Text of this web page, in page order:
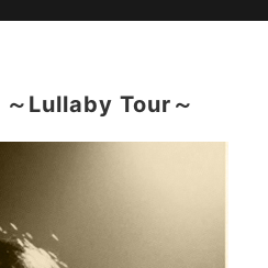
Lullaby Tour～